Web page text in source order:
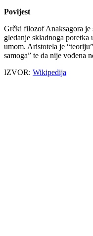
Povijest
Grčki filozof Anaksagora je
gledanje skladnoga
umom. Aristotela je
samoga” te da nije vođena
IZVOR: Wikipedija